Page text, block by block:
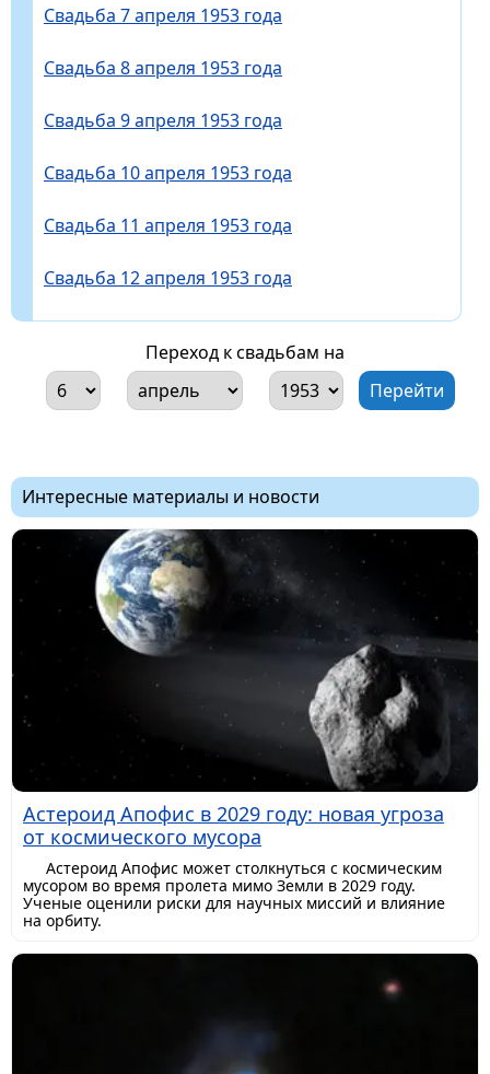
Свадьба 7 апреля 1953 года
Свадьба 8 апреля 1953 года
Свадьба 9 апреля 1953 года
Свадьба 10 апреля 1953 года
Свадьба 11 апреля 1953 года
Свадьба 12 апреля 1953 года
Переход к свадьбам на
Интересные материалы и новости
Астероид Апофис в 2029 году: новая угроза
от космического мусора
Астероид Апофис может столкнуться с космическим
мусором во время пролета мимо Земли в 2029 году.
Ученые оценили риски для научных миссий и влияние
на орбиту.